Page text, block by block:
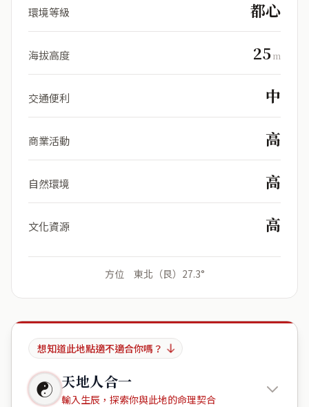
環境等級 都心
海拔高度 25 m
交通便利 中
商業活動 高
自然環境 高
文化資源 高
方位 東北（艮）27.3°
想知道此地點適不適合你嗎？
☯ 天地人合一
輸入生辰，探索你與此地的命理契合